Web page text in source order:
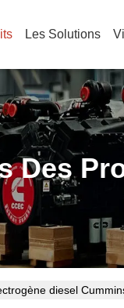
Les Solutions
Des
diesel